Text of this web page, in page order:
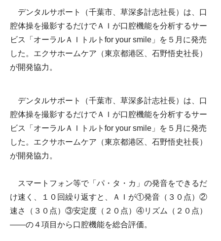
デンタルサポート（千葉市、草深多計志社長）は、口
腔体操を撮影するだけでＡＩが口腔機能を分析するサー
ビス「オーラルＡＩトルトfor your smile」を５月に発売
した。エクサホームケア（東京都港区、石野悟史社長）
が開発協力。
デンタルサポート（千葉市、草深多計志社長）は、口
腔体操を撮影するだけでＡＩが口腔機能を分析するサー
ビス「オーラルＡＩトルトfor your smile」を５月に発売
した。エクサホームケア（東京都港区、石野悟史社長）
が開発協力。
スマートフォン等で「パ・タ・カ」の発音をできるだ
け速く、１０回繰り返すと、ＡＩが①発音（３０点）②
速さ（３０点）③安定度（２０点）④リズム（２０点）
――の４項目から口腔機能を総合評価。